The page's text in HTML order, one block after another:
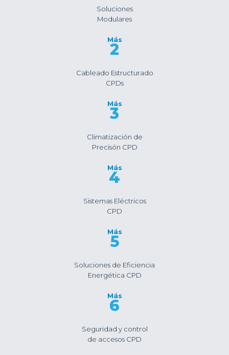
Soluciones
Modulares
Más
2
Cableado Estructurado
CPDs
Más
3
Climatización de
Precisón CPD
Más
4
Sistemas Eléctricos
CPD
Más
5
Soluciones de Eficiencia
Energética CPD
Más
6
Seguridad y control
de accesos CPD